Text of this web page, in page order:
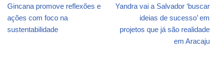
Gincana promove reflexões e
ações com foco na
sustentabilidade
Yandra vai a Salvador ‘buscar
ideias de sucesso’ em
projetos que já são realidade
em Aracaju